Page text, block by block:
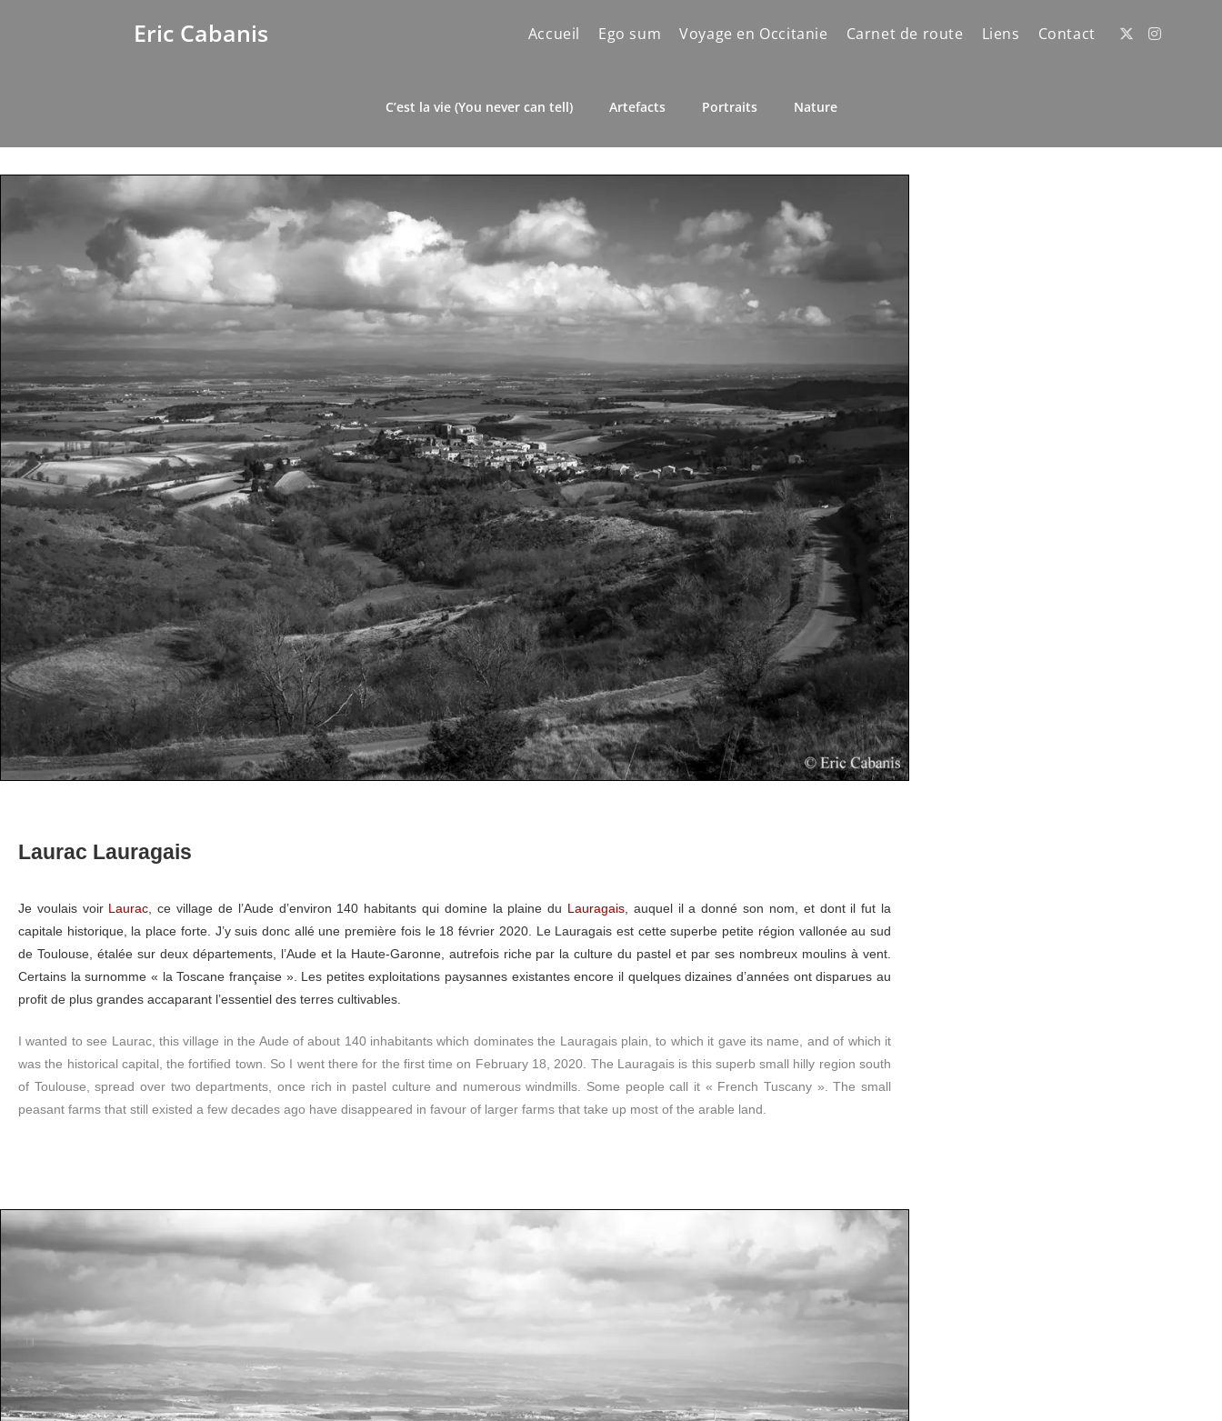
Eric Cabanis Accueil Ego sum Voyage en Occitanie Carnet de route Liens Contact
C’est la vie (You never can tell) Artefacts Portraits Nature
Laurac Lauragais
Je voulais voir Laurac, ce village de l’Aude d’environ 140 habitants qui domine la plaine du Lauragais, auquel il a donné son nom, et dont il fut la
capitale historique, la place forte. J’y suis donc allé une première fois le 18 février 2020. Le Lauragais est cette superbe petite région vallonée au sud
de Toulouse, étalée sur deux départements, l’Aude et la Haute-Garonne, autrefois riche par la culture du pastel et par ses nombreux moulins à vent.
Certains la surnomme « la Toscane française ». Les petites exploitations paysannes existantes encore il quelques dizaines d’années ont disparues au
profit de plus grandes accaparant l’essentiel des terres cultivables.
I wanted to see Laurac, this village in the Aude of about 140 inhabitants which dominates the Lauragais plain, to which it gave its name, and of which it
was the historical capital, the fortified town. So I went there for the first time on February 18, 2020. The Lauragais is this superb small hilly region south
of Toulouse, spread over two departments, once rich in pastel culture and numerous windmills. Some people call it « French Tuscany ». The small
peasant farms that still existed a few decades ago have disappeared in favour of larger farms that take up most of the arable land.